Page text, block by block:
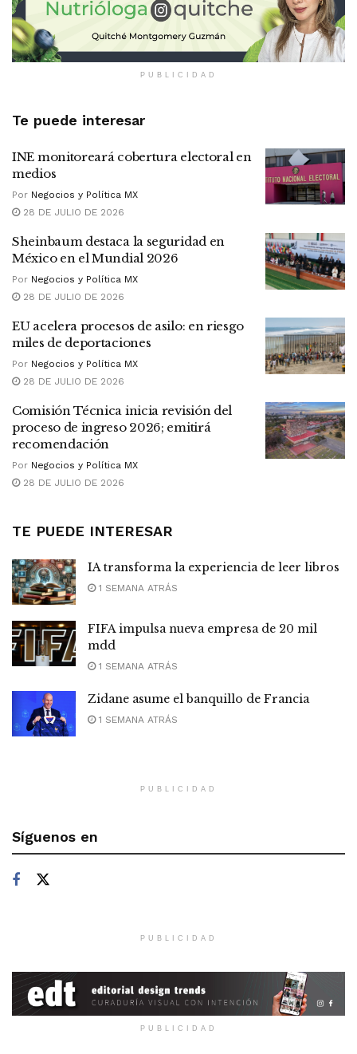
PUBLICIDAD
Te puede interesar
INE monitoreará cobertura electoral en
medios
Por Negocios y Política MX
28 DE JULIO DE 2026
Sheinbaum destaca la seguridad en
México en el Mundial 2026
Por Negocios y Política MX
28 DE JULIO DE 2026
EU acelera procesos de asilo: en riesgo
miles de deportaciones
Por Negocios y Política MX
28 DE JULIO DE 2026
Comisión Técnica inicia revisión del
proceso de ingreso 2026; emitirá
recomendación
Por Negocios y Política MX
28 DE JULIO DE 2026
TE PUEDE INTERESAR
IA transforma la experiencia de leer libros
1 SEMANA ATRÁS
FIFA impulsa nueva empresa de 20 mil
mdd
1 SEMANA ATRÁS
Zidane asume el banquillo de Francia
1 SEMANA ATRÁS
PUBLICIDAD
Síguenos en
PUBLICIDAD
PUBLICIDAD